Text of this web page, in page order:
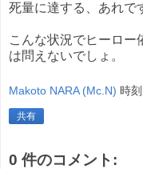
死量に達する、あれで
こんな状況でヒーロー
は問えないでしょ。
Makoto NARA (Mc.N) 時
共有
0 件のコメント: